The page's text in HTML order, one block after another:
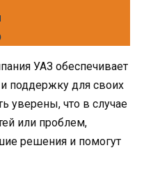
УАЗ обеспечивает
поддержку для своих
уверены, что в случае
или проблем,
решения и помогут